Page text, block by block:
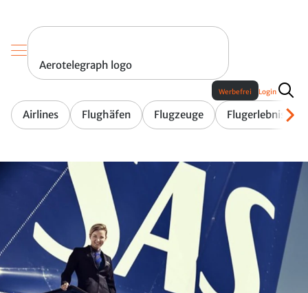
Aerotelegraph logo
Airlines Flughäfen Flugzeuge Flugerlebnis
Werbefrei Login